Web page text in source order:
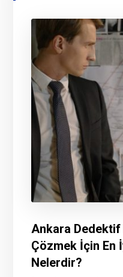
Ankara
Çözmek İçin En
Nelerdir?